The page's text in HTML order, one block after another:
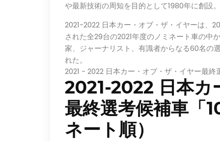
や最新技術の周知を目的として1980年に創設
2021-2022 日本カー・オブ・ザ・イヤーは、
された全29台の2021年度のノミネート車の中
家、ジャーナリスト、有識者からなる60名の
れた。
2021 - 2022 日本カー・オブ・ザ・イヤー最終
2021-2022 日本カ
最終選考候補車「
ネート順）